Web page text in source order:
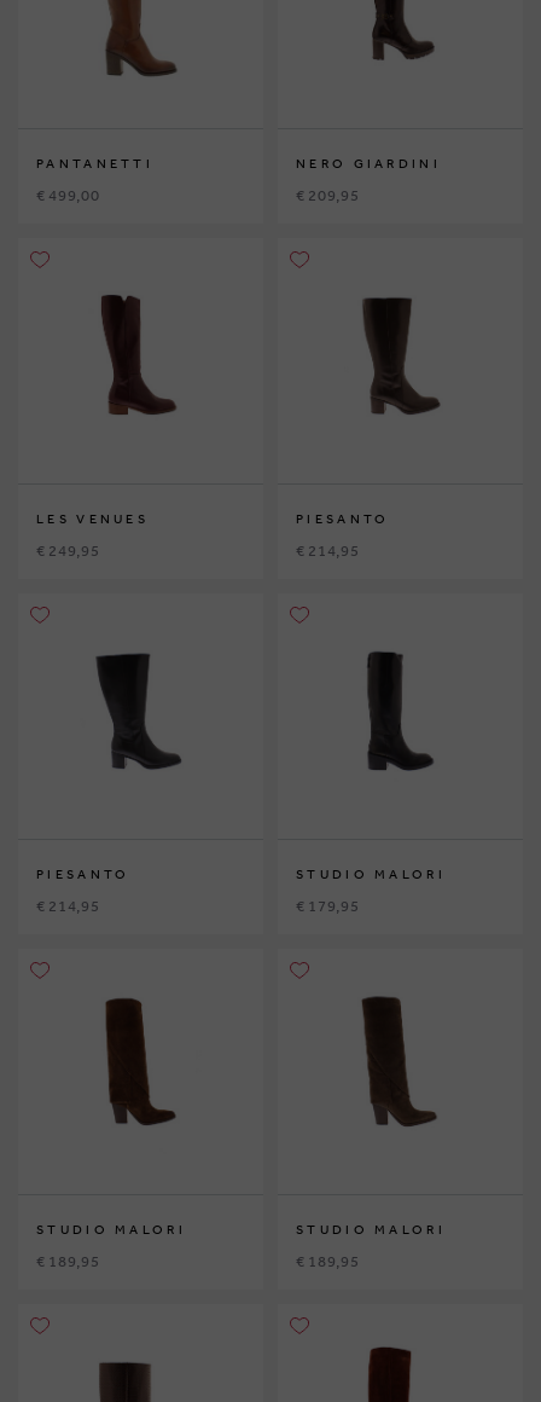
PANTANETTI
€ 499,00
NERO GIARDINI
€ 209,95
LES VENUES
€ 249,95
PIESANTO
€ 214,95
PIESANTO
€ 214,95
STUDIO MALORI
€ 179,95
STUDIO MALORI
€ 189,95
STUDIO MALORI
€ 189,95